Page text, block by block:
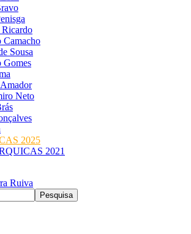
Ricardo
Camacho
Sousa
Gomes
Amador
Neto
2025
2021